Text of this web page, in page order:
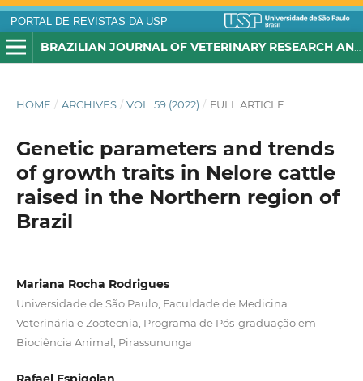
PORTAL DE REVISTAS DA USP
BRAZILIAN JOURNAL OF VETERINARY RESEARCH AND ANIMAL SCIENCE
HOME / ARCHIVES / VOL. 59 (2022) / FULL ARTICLE
Genetic parameters and trends
of growth traits in Nelore cattle
raised in the Northern region of
Brazil
Mariana Rocha Rodrigues
Universidade de São Paulo, Faculdade de Medicina
Veterinária e Zootecnia, Programa de Pós-graduação em
Biociência Animal, Pirassununga